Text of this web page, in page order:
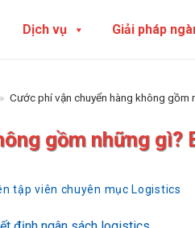
Dịch vụ Giải pháp
» Cước phí vận chuyển hàng không gồm
gồm những gì?
tập viên chuyên mục Logistics